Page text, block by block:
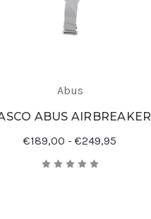
Abus
ABUS AIRBREAKER
€189,00 - €249,95